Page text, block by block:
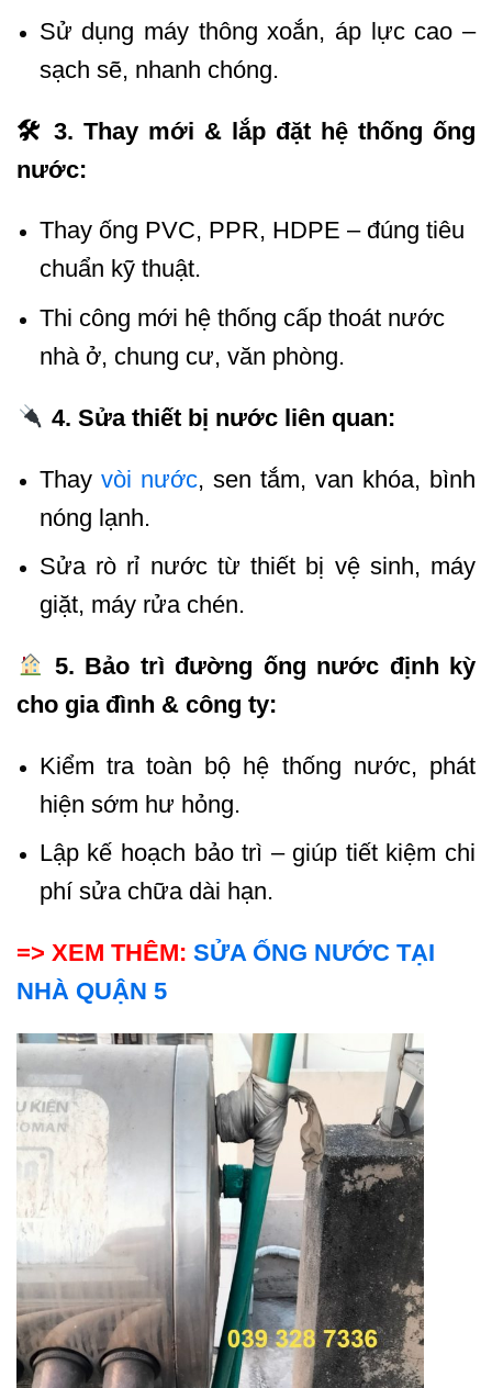
Sử dụng máy thông xoắn, áp lực cao –
sạch sẽ, nhanh chóng.
🛠 3. Thay mới & lắp đặt hệ thống ống
nước:
Thay ống PVC, PPR, HDPE – đúng tiêu
chuẩn kỹ thuật.
Thi công mới hệ thống cấp thoát nước
nhà ở, chung cư, văn phòng.
4. Sửa thiết bị nước liên quan:
Thayvòi nước, sen tắm, van khóa, bình
nóng lạnh.
Sửa rò rỉ nước từ thiết bị vệ sinh, máy
giặt, máy rửa chén.
5. Bảo trì đường ống nước định kỳ
cho gia đình & công ty:
Kiểm tra toàn bộ hệ thống nước, phát
hiện sớm hư hỏng.
Lập kế hoạch bảo trì – giúp tiết kiệm chi
phí sửa chữa dài hạn.
=> XEM THÊM: SỬA ỐNG NƯỚC TẠI
NHÀ QUẬN 5